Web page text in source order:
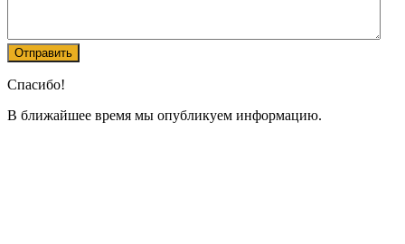
Спасибо!
В ближайшее время мы опубликуем информацию.